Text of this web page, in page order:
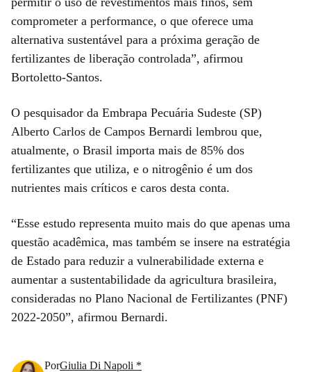
comprometer a performance, o que oferece uma
alternativa sustentável para a próxima geração de
fertilizantes de liberação controlada”, afirmou
Bortoletto-Santos.
O pesquisador da Embrapa Pecuária Sudeste (SP)
Alberto Carlos de Campos Bernardi lembrou que,
atualmente, o Brasil importa mais de 85% dos
fertilizantes que utiliza, e o nitrogênio é um dos
nutrientes mais críticos e caros desta conta.
“Esse estudo representa muito mais do que apenas uma
questão acadêmica, mas também se insere na estratégia
de Estado para reduzir a vulnerabilidade externa e
aumentar a sustentabilidade da agricultura brasileira,
consideradas no Plano Nacional de Fertilizantes (PNF)
2022-2050”, afirmou Bernardi.
PorGiulia Di Napoli *